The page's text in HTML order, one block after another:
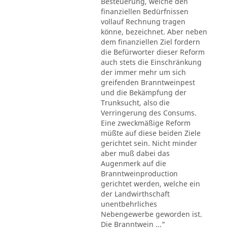
finanziellen Bedürfnissen
vollauf Rechnung tragen
könne, bezeichnet. Aber neben
dem finanziellen Ziel fordern
die Befürworter dieser Reform
auch stets die Einschränkung
der immer mehr um sich
greifenden Branntweinpest
und die Bekämpfung der
Trunksucht, also die
Verringerung des Consums.
Eine zweckmäßige Reform
müßte auf diese beiden Ziele
gerichtet sein. Nicht minder
aber muß dabei das
Augenmerk auf die
Branntweinproduction
gerichtet werden, welche ein
der Landwirthschaft
unentbehrliches
Nebengewerbe geworden ist.
Die Branntwein ..."